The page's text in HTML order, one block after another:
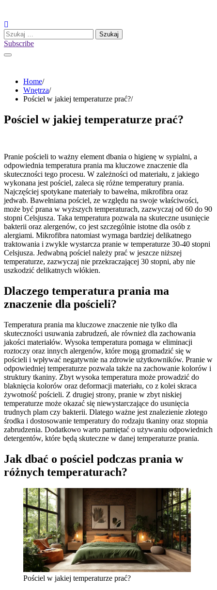
content
Szukaj:
Subscribe
Home
Wnętrza
Pościel w jakiej temperaturze prać?
Pościel w jakiej temperaturze prać?
Pranie pościeli to ważny element dbania o higienę w sypialni, a
odpowiednia temperatura prania ma kluczowe znaczenie dla
skuteczności tego procesu. W zależności od materiału, z jakiego
wykonana jest pościel, zaleca się różne temperatury prania.
Najczęściej spotykane materiały to bawełna, mikrofibra oraz
jedwab. Bawełniana pościel, ze względu na swoje właściwości,
może być prana w wyższych temperaturach, zazwyczaj od 60 do 90
stopni Celsjusza. Taka temperatura pozwala na skuteczne usunięcie
bakterii oraz alergenów, co jest szczególnie istotne dla osób z
alergiami. Mikrofibra natomiast wymaga bardziej delikatnego
traktowania i zwykle wystarcza pranie w temperaturze 30-40 stopni
Celsjusza. Jedwabną pościel należy prać w jeszcze niższej
temperaturze, zazwyczaj nie przekraczającej 30 stopni, aby nie
uszkodzić delikatnych włókien.
Dlaczego temperatura prania ma
znaczenie dla pościeli?
Temperatura prania ma kluczowe znaczenie nie tylko dla
skuteczności usuwania zabrudzeń, ale również dla zachowania
jakości materiałów. Wysoka temperatura pomaga w eliminacji
roztoczy oraz innych alergenów, które mogą gromadzić się w
pościeli i wpływać negatywnie na zdrowie użytkowników. Pranie w
odpowiedniej temperaturze pozwala także na zachowanie kolorów i
struktury tkaniny. Zbyt wysoka temperatura może prowadzić do
blaknięcia kolorów oraz deformacji materiału, co z kolei skraca
żywotność pościeli. Z drugiej strony, pranie w zbyt niskiej
temperaturze może okazać się niewystarczające do usunięcia
trudnych plam czy bakterii. Dlatego ważne jest znalezienie złotego
środka i dostosowanie temperatury do rodzaju tkaniny oraz stopnia
zabrudzenia. Dodatkowo warto pamiętać o używaniu odpowiednich
detergentów, które będą skuteczne w danej temperaturze prania.
Jak dbać o pościel podczas prania w
różnych temperaturach?
Pościel w jakiej temperaturze prać?